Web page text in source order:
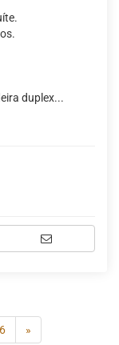
duplex...
»